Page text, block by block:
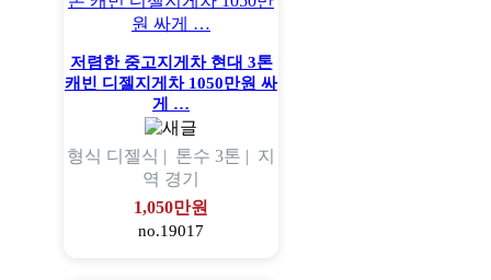
저렴한 중고지게차 현대 3톤
캐빈 디젤지게차 1050만원 싸
게 …
형식 디젤식 | 톤수 3톤 | 지
역 경기
1,050만원
no.19017